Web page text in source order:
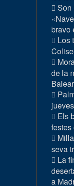
Son
bravo
Los
de la
jueves
Els
festes
seva
La
a